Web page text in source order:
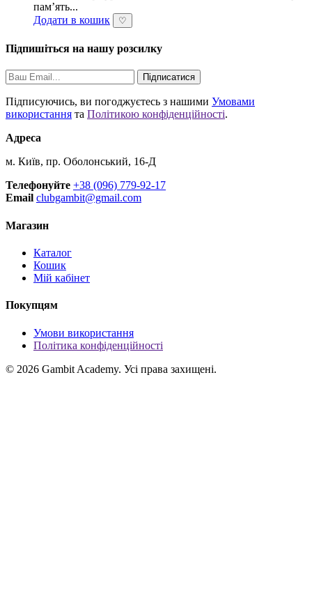
пам’ять...
Додати в кошик
♡
Підпишіться на нашу розсилку
Підписатися
Підписуючись, ви погоджуєтесь з нашими Умовами
використання та Політикою конфіденційності.
Адреса
м. Київ, пр. Оболонський, 16-Д
Телефонуйте +38 (096) 779-92-17
Email clubgambit@gmail.com
Магазин
Каталог
Кошик
Мій кабінет
Покупцям
Умови використання
Політика конфіденційності
© 2026 Gambit Academy. Усі права захищені.